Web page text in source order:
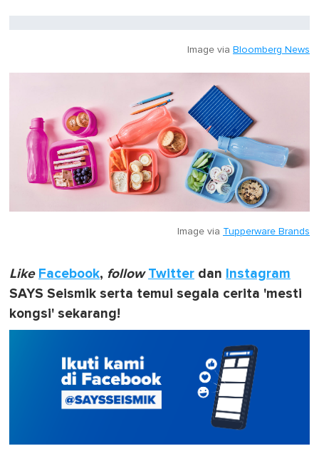
Image via Bloomberg News
Image via Tupperware Brands
Like Facebook, follow Twitter dan Instagram
SAYS Seismik serta temui segala cerita 'mesti
kongsi' sekarang!